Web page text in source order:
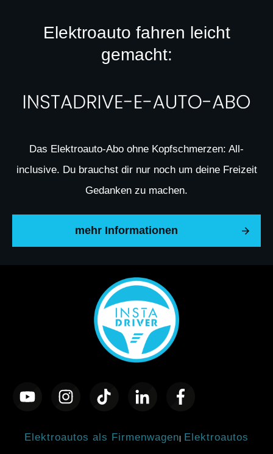
Elektroauto fahren leicht
gemacht:
Das Elektroauto-Abo ohne Kopfschmerzen: All-
inclusive. Du brauchst dir nur noch um deine Freizeit
Gedanken zu machen.
mehr Informationen
Elektroautos als Firmenwagen| Elektroautos